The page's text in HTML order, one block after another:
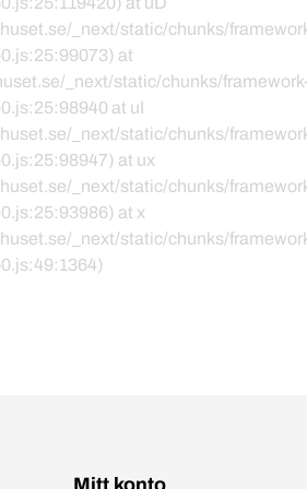
_next/static/chunks/
at
_next/static/chunks/
at uI
_next/static/chunks/
at ux
_next/static/chunks/
at x
_next/static/chunks/